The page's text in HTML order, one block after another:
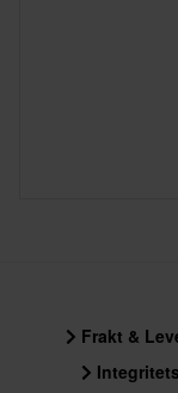
Frakt &